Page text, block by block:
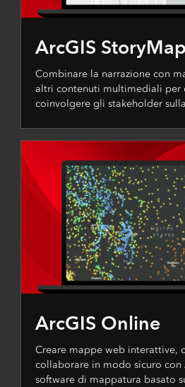
ArcGIS
Combinare la narrazione con
altri contenuti multimediali per
coinvolgere gli stakeholder
ArcGIS Online
Creare mappe web interattive,
collaborare in modo sicuro con
software di mappatura basato